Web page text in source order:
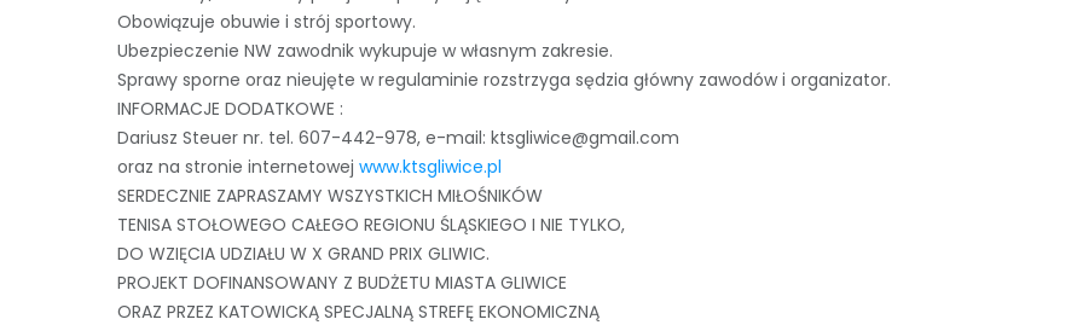
Obowiązuje obuwie i strój sportowy.
Ubezpieczenie NW zawodnik wykupuje w własnym zakresie.
Sprawy sporne oraz nieujęte w regulaminie rozstrzyga sędzia główny zawodów i organizator.
INFORMACJE DODATKOWE :
Dariusz Steuer nr. tel. 607-442-978, e-mail: ktsgliwice@gmail.com
oraz na stronie internetowej www.ktsgliwice.pl
SERDECZNIE ZAPRASZAMY WSZYSTKICH MIŁOŚNIKÓW
TENISA STOŁOWEGO CAŁEGO REGIONU ŚLĄSKIEGO I NIE TYLKO,
DO WZIĘCIA UDZIAŁU W X GRAND PRIX GLIWIC.
PROJEKT DOFINANSOWANY Z BUDŻETU MIASTA GLIWICE
ORAZ PRZEZ KATOWICKĄ SPECJALNĄ STREFĘ EKONOMICZNĄ